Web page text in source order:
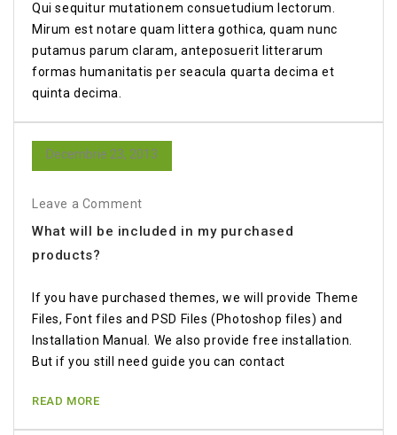
Qui sequitur mutationem consuetudium lectorum.
Mirum est notare quam littera gothica, quam nunc
putamus parum claram, anteposuerit litterarum
formas humanitatis per seacula quarta decima et
quinta decima.
Decembrie 23, 2013
Leave a Comment
What will be included in my purchased
products?
If you have purchased themes, we will provide Theme
Files, Font files and PSD Files (Photoshop files) and
Installation Manual. We also provide free installation.
But if you still need guide you can contact
READ MORE